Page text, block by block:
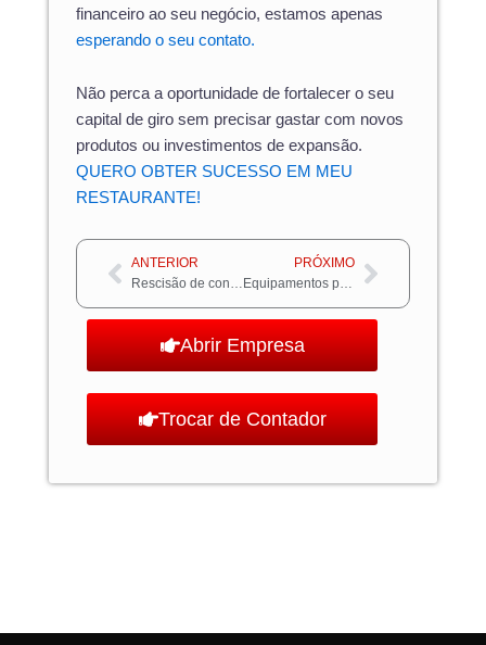
financeiro ao seu negócio, estamos apenas
esperando o seu contato.
Não perca a oportunidade de fortalecer o seu
capital de giro sem precisar gastar com novos
produtos ou investimentos de expansão.
QUERO OBTER SUCESSO EM MEU
RESTAURANTE!
Anterior
ANTERIOR
PRÓXIMOPróximo
Abrir Empresa
Trocar de Contador